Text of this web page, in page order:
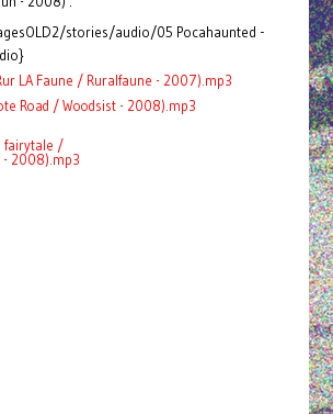
stories/audio/05 Pocahaunted -
LA Faune / Ruralfaune - 2007).mp3
Road / Woodsist - 2008).mp3
fairytale /
- 2008).mp3